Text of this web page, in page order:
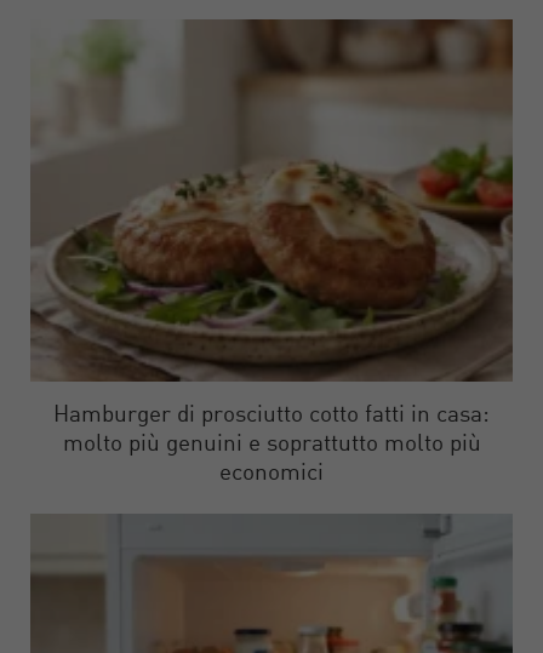
Hamburger di prosciutto cotto fatti in casa:
molto più genuini e soprattutto molto più
economici